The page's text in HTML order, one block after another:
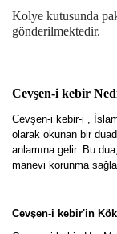
Kolye kutusunda
gönderilmektedir.
Cevşen-i kebir
Cevşen-i kebir-i ,
olarak okunan bir
anlamına gelir. Bu
manevi korunma
Cevşen-i kebir'in